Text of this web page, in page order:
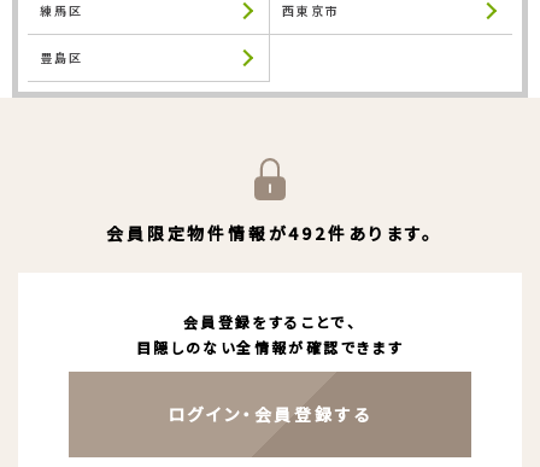
練馬区 西東京市
豊島区
会員限定物件情報が492件あります。
会員登録をすることで、
目隠しのない全情報が確認できます
ログイン・会員登録する